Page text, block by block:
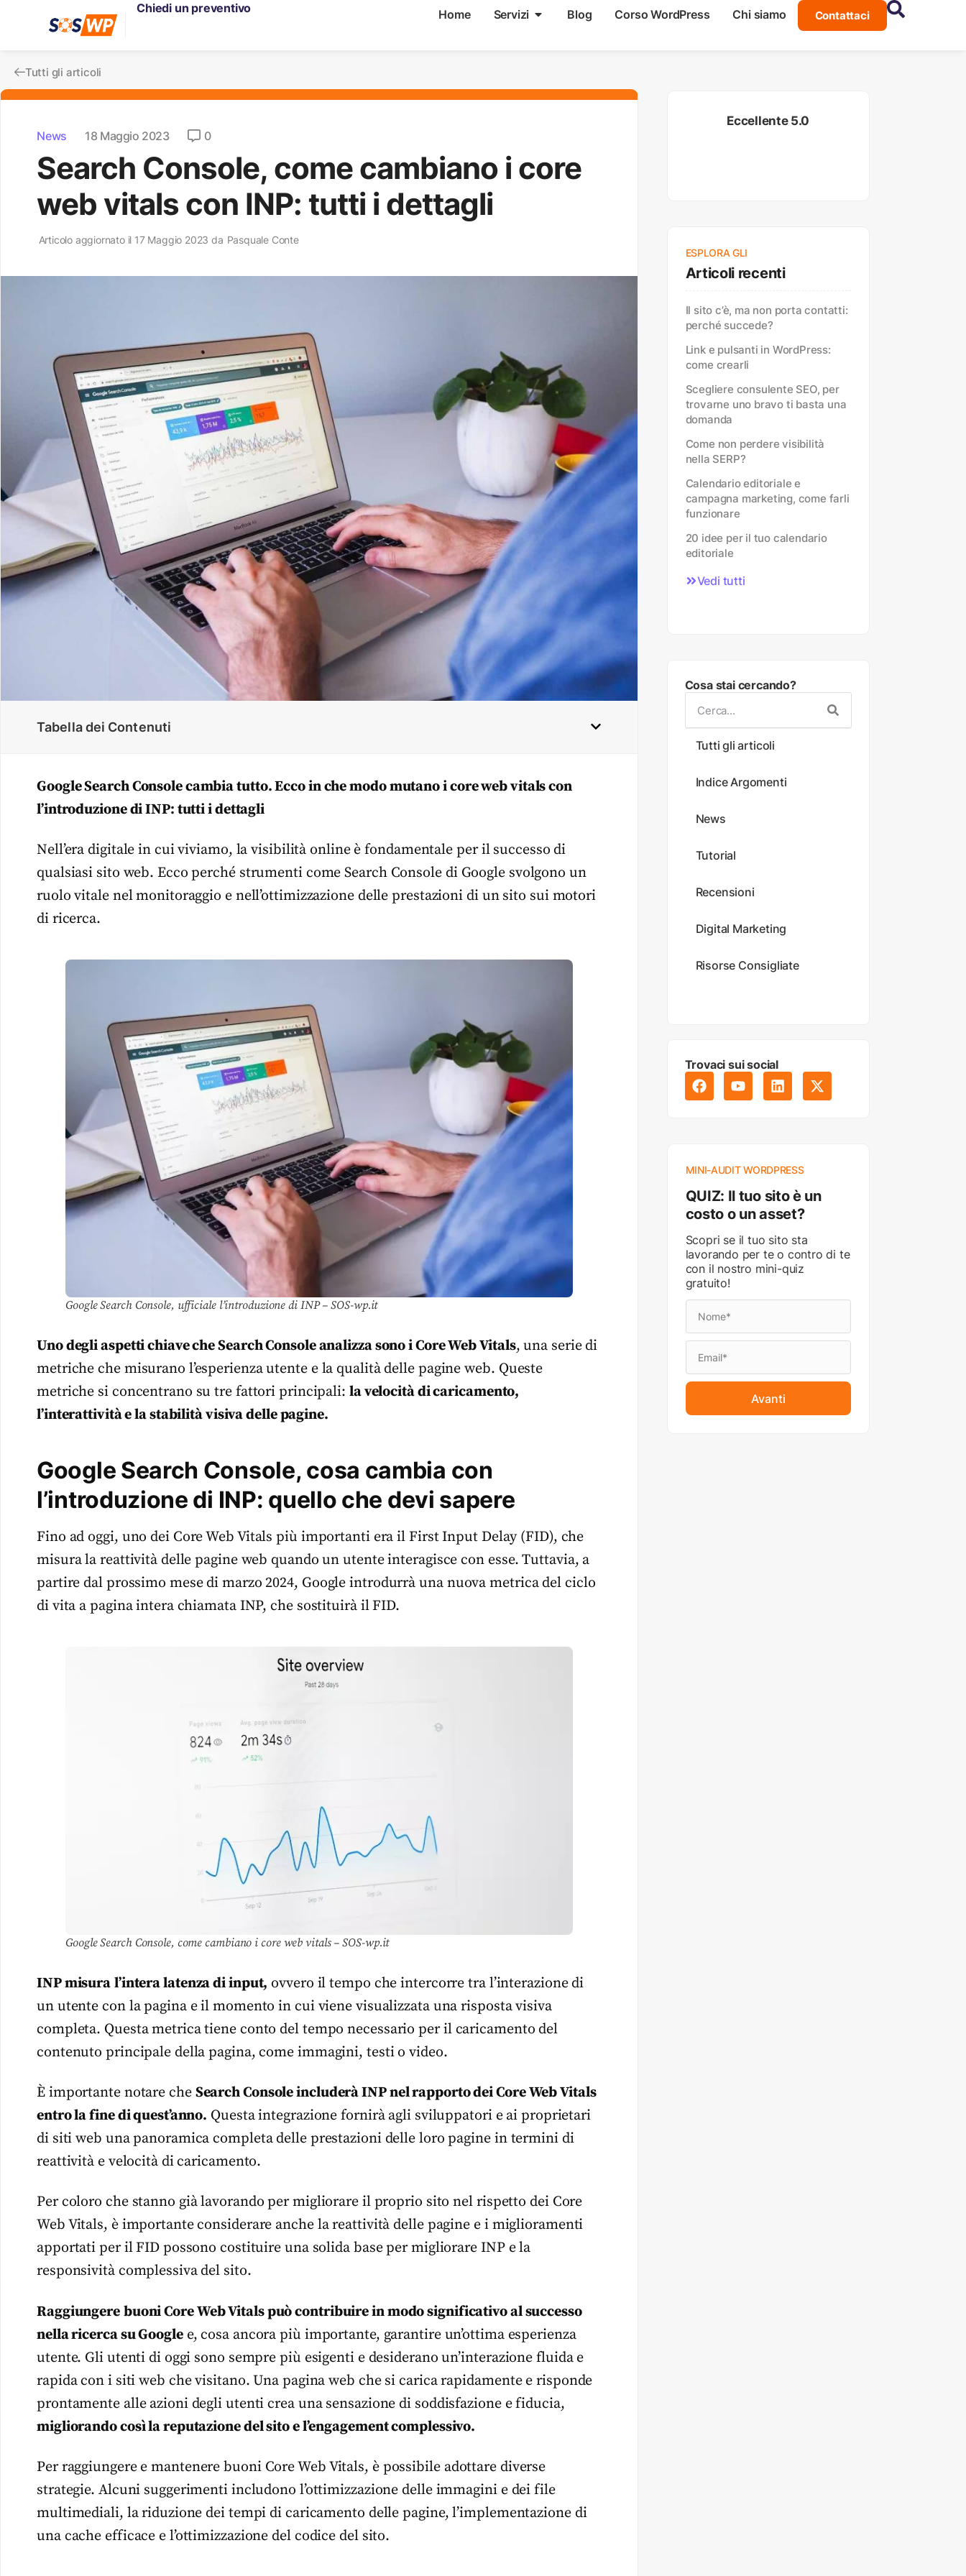
Home Servizi Blog Corso WordPress Chi siamo Contattaci
Chiedi un preventivo
Tutti gli articoli
News 18 Maggio 2023 0
Search Console, come cambiano i core
web vitals con INP: tutti i dettagli
Articolo aggiornato il 17 Maggio 2023 da Pasquale Conte
Tabella dei Contenuti
Google Search Console cambia tutto. Ecco in che modo mutano i core web vitals con
l’introduzione di INP: tutti i dettagli
Nell’era digitale in cui viviamo, la visibilità online è fondamentale per il successo di
qualsiasi sito web. Ecco perché strumenti come Search Console di Google svolgono un
ruolo vitale nel monitoraggio e nell’ottimizzazione delle prestazioni di un sito sui motori
di ricerca.
Google Search Console, ufficiale l’introduzione di INP – SOS-wp.it
Uno degli aspetti chiave che Search Console analizza sono i Core Web Vitals, una serie di
metriche che misurano l’esperienza utente e la qualità delle pagine web. Queste
metriche si concentrano su tre fattori principali: la velocità di caricamento,
l’interattività e la stabilità visiva delle pagine.
Google Search Console, cosa cambia con
l’introduzione di INP: quello che devi sapere
Fino ad oggi, uno dei Core Web Vitals più importanti era il First Input Delay (FID), che
misura la reattività delle pagine web quando un utente interagisce con esse. Tuttavia, a
partire dal prossimo mese di marzo 2024, Google introdurrà una nuova metrica del ciclo
di vita a pagina intera chiamata INP, che sostituirà il FID.
Google Search Console, come cambiano i core web vitals – SOS-wp.it
INP misura l’intera latenza di input, ovvero il tempo che intercorre tra l’interazione di
un utente con la pagina e il momento in cui viene visualizzata una risposta visiva
completa. Questa metrica tiene conto del tempo necessario per il caricamento del
contenuto principale della pagina, come immagini, testi o video.
È importante notare che Search Console includerà INP nel rapporto dei Core Web Vitals
entro la fine di quest’anno. Questa integrazione fornirà agli sviluppatori e ai proprietari
di siti web una panoramica completa delle prestazioni delle loro pagine in termini di
reattività e velocità di caricamento.
Per coloro che stanno già lavorando per migliorare il proprio sito nel rispetto dei Core
Web Vitals, è importante considerare anche la reattività delle pagine e i miglioramenti
apportati per il FID possono costituire una solida base per migliorare INP e la
responsività complessiva del sito.
Raggiungere buoni Core Web Vitals può contribuire in modo significativo al successo
nella ricerca su Googlee, cosa ancora più importante, garantire un’ottima esperienza
utente. Gli utenti di oggi sono sempre più esigenti e desiderano un’interazione fluida e
rapida con i siti web che visitano. Una pagina web che si carica rapidamente e risponde
prontamente alle azioni degli utenti crea una sensazione di soddisfazione e fiducia,
migliorando così la reputazione del sito e l’engagement complessivo.
Per raggiungere e mantenere buoni Core Web Vitals, è possibile adottare diverse
strategie. Alcuni suggerimenti includono l’ottimizzazione delle immagini e dei file
multimediali, la riduzione dei tempi di caricamento delle pagine, l’implementazione di
una cache efficace e l’ottimizzazione del codice del sito.
Eccellente 5.0
ESPLORA GLI
Articoli recenti
Il sito c’è, ma non porta contatti:
perché succede?
Link e pulsanti in WordPress:
come crearli
Scegliere consulente SEO, per
trovarne uno bravo ti basta una
domanda
Come non perdere visibilità
nella SERP?
Calendario editoriale e
campagna marketing, come farli
funzionare
20 idee per il tuo calendario
editoriale
Vedi tutti
Cosa stai cercando?
Tutti gli articoli
Indice Argomenti
News
Tutorial
Recensioni
Digital Marketing
Risorse Consigliate
Trovaci sui social
MINI-AUDIT WORDPRESS
QUIZ: Il tuo sito è un
costo o un asset?
Scopri se il tuo sito sta
lavorando per te o contro di te
con il nostro mini-quiz
gratuito!
Avanti